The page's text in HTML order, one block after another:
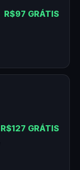
R$97 GRÁTIS
R$127 GRÁTIS